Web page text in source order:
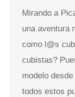
Mirando a
una aventura
como l@s
cubistas?
modelo
todos estos